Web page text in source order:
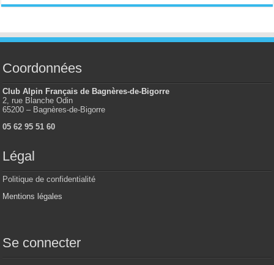
Coordonnées
Club Alpin Français de Bagnères-de-Bigorre
2, rue Blanche Odin
65200 – Bagnères-de-Bigorre
05 62 95 51 60
Légal
Politique de confidentialité
Mentions légales
Se connecter